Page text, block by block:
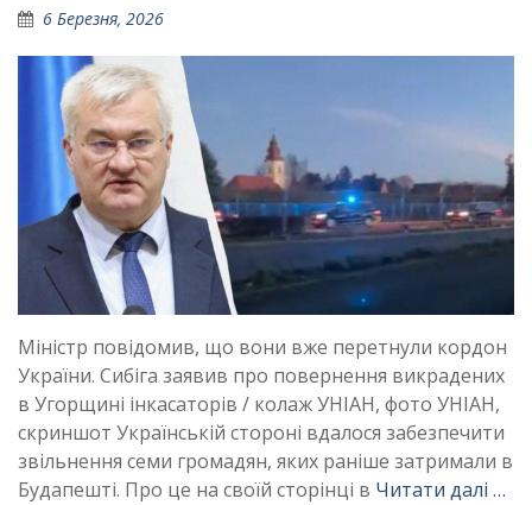
6 Березня, 2026
Міністр повідомив, що вони вже перетнули кордон
України. Сибіга заявив про повернення викрадених
в Угорщині інкасаторів / колаж УНІАН, фото УНІАН,
скриншот Українській стороні вдалося забезпечити
звільнення семи громадян, яких раніше затримали в
Будапешті. Про це на своїй сторінці в Читати далі …